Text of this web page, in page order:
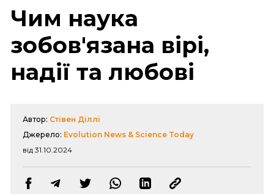
Чим наука
зобов'язана вірі,
надії та любові
Автор: Стівен Діллі
Джерело: Evolution News & Science Today
від 31.10.2024